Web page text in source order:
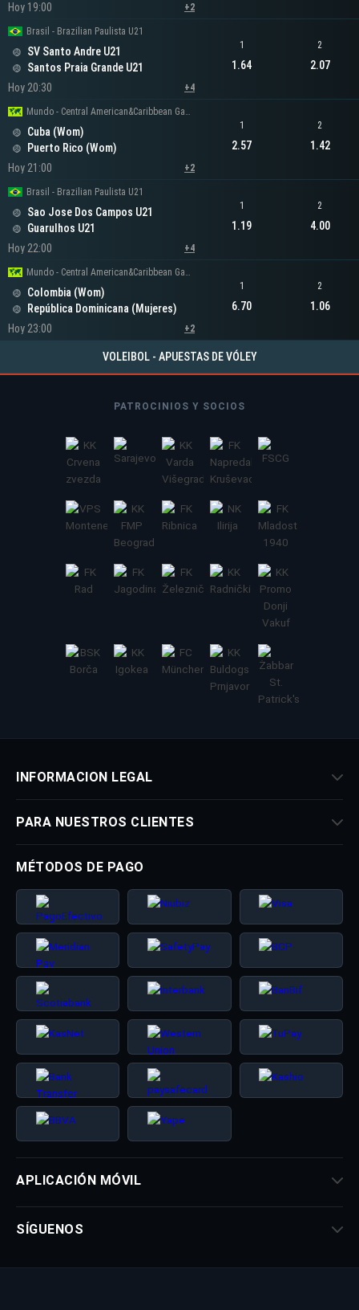
Hoy 19:00
+2
Brasil - Brazilian Paulista U21
SV Santo Andre U21
Santos Praia Grande U21
Hoy 20:30
+4
1
1.64
2
2.07
Mundo - Central American&Caribbean Games Women
Cuba (Wom)
Puerto Rico (Wom)
Hoy 21:00
+2
1
2.57
2
1.42
Brasil - Brazilian Paulista U21
Sao Jose Dos Campos U21
Guarulhos U21
Hoy 22:00
+4
1
1.19
2
4.00
Mundo - Central American&Caribbean Games Women
Colombia (Wom)
República Dominicana (Mujeres)
Hoy 23:00
+2
1
6.70
2
1.06
VOLEIBOL - APUESTAS DE VÓLEY
PATROCINIOS Y SOCIOS
INFORMACION LEGAL
PARA NUESTROS CLIENTES
MÉTODOS DE PAGO
APLICACIÓN MÓVIL
SÍGUENOS